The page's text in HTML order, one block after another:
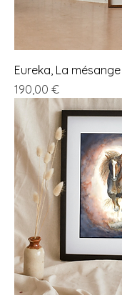
Eureka, La mésange
Prix
190,00 €